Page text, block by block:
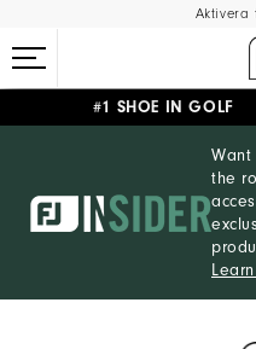
#1 SHOE IN
PÅ ALLA
Want
the